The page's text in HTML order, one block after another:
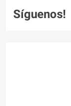
Síguenos!